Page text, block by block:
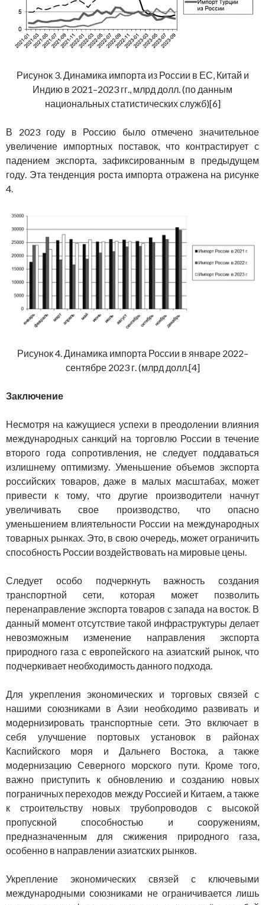
Рисунок 3. Динамика импорта из России в ЕС, Китай и
Индию в 2021–2023 гг., млрд долл. (по данным
национальных статистических служб)[6]
В 2023 году в Россию было отмечено значительное
увеличение импортных поставок, что контрастирует с
падением экспорта, зафиксированным в предыдущем
году. Эта тенденция роста импорта отражена на рисунке
4.
Рисунок 4. Динамика импорта России в январе 2022–
сентябре 2023 г. (млрд долл.[4]
Заключение
Несмотря на кажущиеся успехи в преодолении влияния
международных санкций на торговлю России в течение
второго года сопротивления, не следует поддаваться
излишнему оптимизму. Уменьшение объемов экспорта
российских товаров, даже в малых масштабах, может
привести к тому, что другие производители начнут
увеличивать свое производство, что опасно
уменьшением влиятельности России на международных
товарных рынках. Это, в свою очередь, может ограничить
способность России воздействовать на мировые цены.
Следует особо подчеркнуть важность создания
транспортной сети, которая может позволить
перенаправление экспорта товаров с запада на восток. В
данный момент отсутствие такой инфраструктуры делает
невозможным изменение направления экспорта
природного газа с европейского на азиатский рынок, что
подчеркивает необходимость данного подхода.
Для укрепления экономических и торговых связей с
нашими союзниками в Азии необходимо развивать и
модернизировать транспортные сети. Это включает в
себя улучшение портовых установок в районах
Каспийского моря и Дальнего Востока, а также
модернизацию Северного морского пути. Кроме того,
важно приступить к обновлению и созданию новых
пограничных переходов между Россией и Китаем, а также
к строительству новых трубопроводов с высокой
пропускной способностью и сооружениям,
предназначенным для сжижения природного газа,
особенно в направлении азиатских рынков.
Укрепление экономических связей с ключевыми
международными союзниками не ограничивается лишь